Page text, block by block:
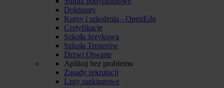
Doktoraty
Kursy i szkolenia - OpenEdu
Certyfikacje
Szkoła Językowa
Szkoła Trenerów
Drzwi Otwarte
Aplikuj bez problemu
Zasady rekrutacji
Listy rankingowe